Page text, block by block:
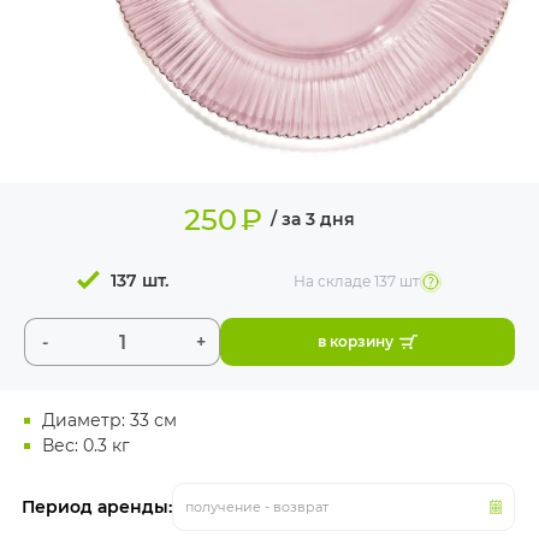
ИЗДЕЛИЯ ДЛЯ
Диаметр: 33 см
Вес: 0.3 кг
Период аренды: получение - возврат
250₽ / за 3 дня
- +
137 шт. На складе137 шт
в корзину